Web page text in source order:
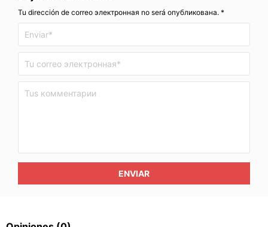
Tu dirección de correo электронная no será опубликована. *
ENVIAR